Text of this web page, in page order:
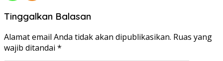
Tinggalkan Balasan
Alamat email Anda tidak akan dipublikasikan. Ruas yang
wajib ditandai *